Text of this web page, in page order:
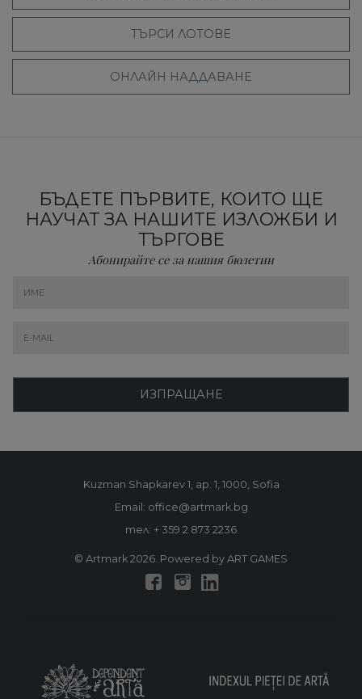
ТЪРСИ ЛОТОВЕ
ОНЛАЙН НАДДАВАНЕ
БЪДЕТЕ ПЪРВИТЕ, КОИТО ЩЕ
НАУЧАТ ЗА НАШИТЕ ИЗЛОЖБИ И
ТЪРГОВЕ
Абонирайте се за нашия бюлетин
ИЗПРАЩАНЕ
Kuzman Shapkarev 1, ap. 1, 1000, Sofia
Email: office@artmark.bg
тел: + 359 2 873 2236
© Artmark 2026. Powered by ART GAMES